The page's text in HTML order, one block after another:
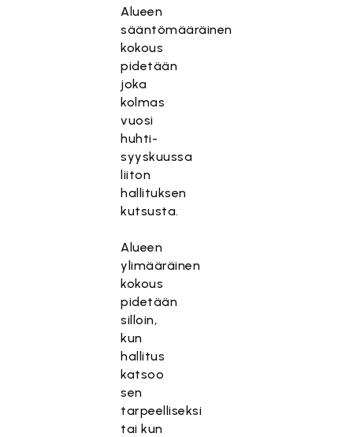
Alueen
sääntömääräinen
kokous
pidetään
joka
kolmas
vuosi
huhti-
syyskuussa
liiton
hallituksen
kutsusta.
Alueen
ylimääräinen
kokous
pidetään
silloin,
kun
hallitus
katsoo
sen
tarpeelliseksi
tai kun